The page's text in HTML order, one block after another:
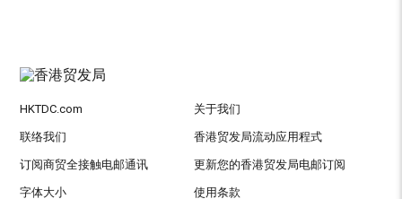
HKTDC.com 关于我们
联络我们 香港贸发局流动应用程式
订阅商贸全接触电邮通讯 更新您的香港贸发局电邮订阅
字体大小 使用条款